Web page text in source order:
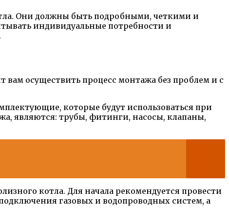
Они должны быть подробными, четкими и
индивидуальные потребности и
вам осуществить процесс монтажа без проблем и с
которые будут использоваться при
являются: трубы, фитинги, насосы, клапаны,
котла. Для начала рекомендуется провести
газовых и водопроводных систем, а